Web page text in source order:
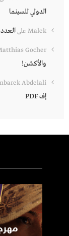
الدولي للسينما
Malek على
Gocher
والأكشن!
Abdelali
إف PDF